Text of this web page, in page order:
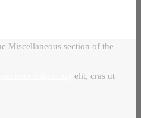
Miscellaneous section of the
elit, cras ut